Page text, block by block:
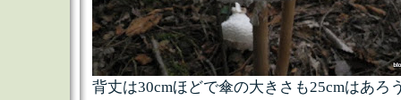
背丈は30cmほどで傘の大きさも25cmはあろ